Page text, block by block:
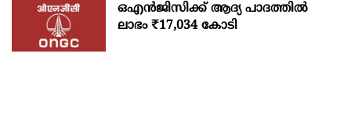
ഒഎന്‍ജിസിക്ക് ആദ്യ പാദത്തില്‍
ലാഭം ₹17,034 കോടി